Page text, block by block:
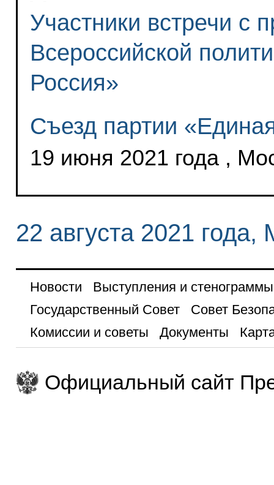
Участники встречи с
Всероссийской
Россия»
Съезд партии
19 июня 2021 года ,
22 августа 2021 года,
Новости
Выступления и стенограммы
Государственный Совет
Совет
Комиссии и советы
Документы
Официальный сайт